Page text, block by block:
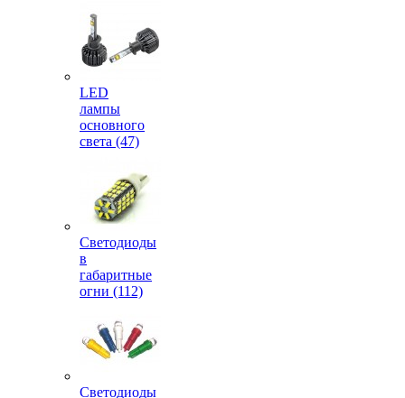
LED
лампы
основного
света (47)
Светодиоды
в
габаритные
огни (112)
Светодиоды